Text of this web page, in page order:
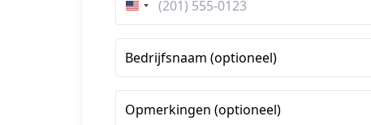
Verenigde
Staten
+1
Bedrijfsnaam (optioneel)
Opmerkingen (optioneel)